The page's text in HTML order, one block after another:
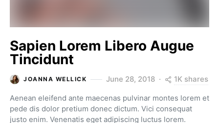
Sapien Lorem Libero Augue
Tincidunt
JOANNA WELLICK June 28, 2018 1K shares
Aenean eleifend ante maecenas pulvinar montes lorem et
pede dis dolor pretium donec dictum. Vici consequat
justo enim. Venenatis eget adipiscing luctus lorem.